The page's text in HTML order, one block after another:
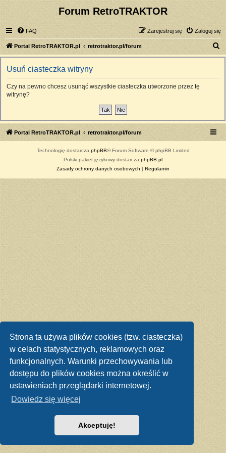
Strona ta używa plików cookies (tzw. ciasteczka)
w celach statystycznych, reklamowych oraz
funkcjonalnych. Warunki przechowywania lub
dostępu do plików cookies można określić w
ustawieniach przeglądarki internetowej.
Dowiedz się więcej
Akceptuję!
Forum RetroTRAKTOR
FAQ Zaloguj się
Zarejestruj się
Portal RetroTRAKTOR.pl retrotraktor.pl/forum
z
Usuń ciasteczka witryny
Czy na pewno chcesz usunąć wszystkie ciasteczka utworzone przez tę
witrynę?
Portal RetroTRAKTOR.pl retrotraktor.pl/forum
Technologię dostarcza phpBB® Forum Software © phpBB Limited
Polski pakiet językowy dostarcza phpBB.pl
Zasady ochrony danych osobowych | Regulamin